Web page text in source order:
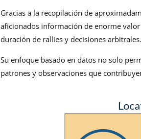
Gracias a la recopilación de
aficionados información de enorme
duración de rallies y decisiones arbitrales.
Su enfoque basado en datos no solo
patrones y observaciones que